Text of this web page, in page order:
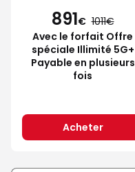
891€ 1011
Avec le forfait Offre
spéciale Illimité 5G+
Payable en plusieurs
fois
Acheter